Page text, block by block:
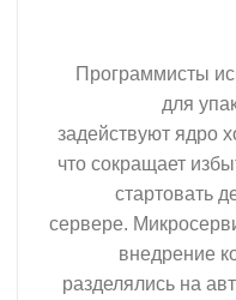
Программисты
для
задействуют ядро
что сокращает
стартовать
сервере.
внедрение
разделялись на